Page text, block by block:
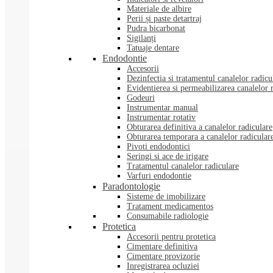
Materiale de albire
Perii și paste detartraj
Pudra bicarbonat
Sigilanți
Tatuaje dentare
Endodontie
Accesorii
Dezinfectia si tratamentul canalelor
Evidentierea si permeabilizarea canalelor
Godeuri
Instrumentar manual
Instrumentar rotativ
Obturarea definitiva a canalelor radiculare
Obturarea temporara a canalelor
Pivoti endodontici
Seringi si ace de irigare
Tratamentul canalelor radiculare
Varfuri endodontie
Paradontologie
Sisteme de imobilizare
Tratament medicamentos
Consumabile radiologie
Protetica
Accesorii pentru protetica
Cimentare definitiva
Cimentare provizorie
Inregistrarea ocluziei